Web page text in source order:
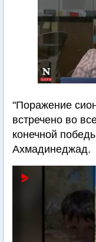
"Поражение
встречено во
конечной
Ахмадинеджад.